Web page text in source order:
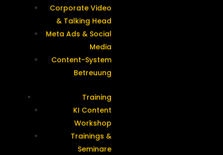
Corporate Video
& Talking Head
Meta Ads & Social
Media
Content-System
Betreuung
Training
KI Content
Workshop
Trainings &
Seminare